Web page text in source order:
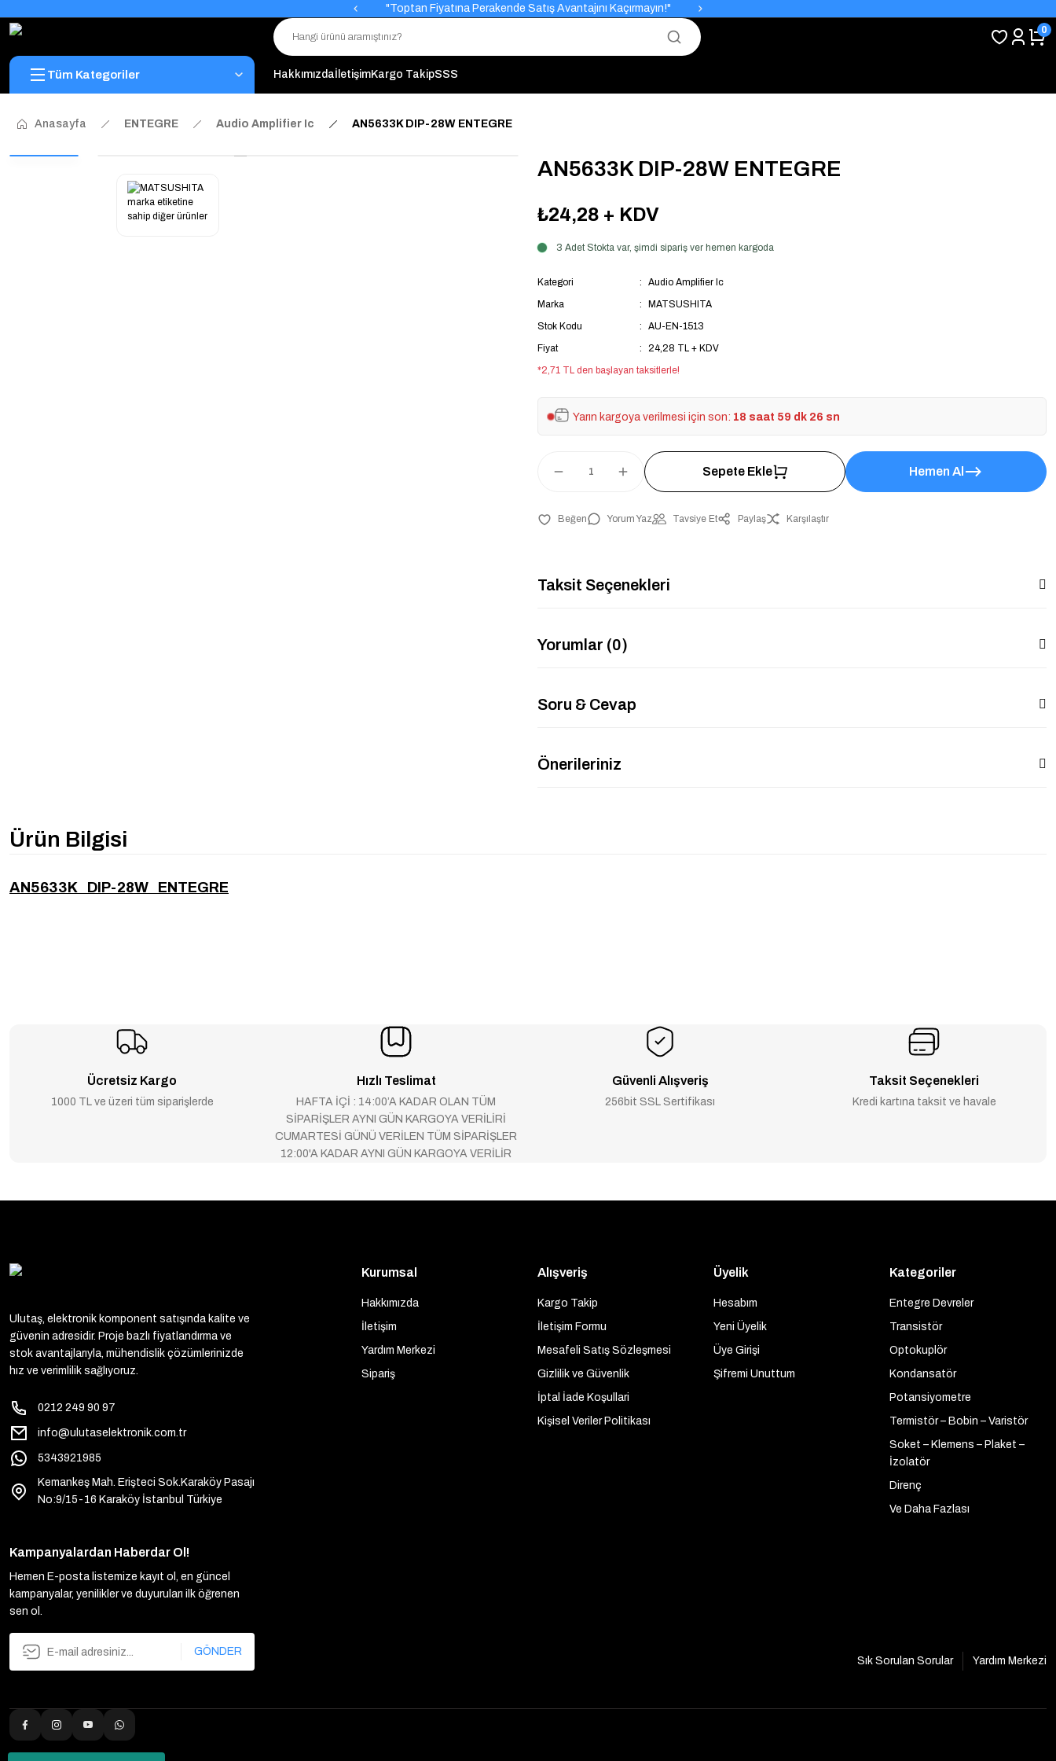
"Toptan Fiyatına Perakende Satış Avantajını Kaçırmayın!"
0
Tüm Kategoriler HakkımızdaİletişimKargo TakipSSS
Anasayfa ENTEGRE Audio Amplifier Ic AN5633K DIP-28W ENTEGRE
AN5633K DIP-28W ENTEGRE
₺24,28 + KDV
3 Adet Stokta var, şimdi sipariş ver hemen kargoda
Kategori
Audio Amplifier Ic
Marka
MATSUSHITA
Stok Kodu
AU-EN-1513
Fiyat
24,28 TL + KDV
*2,71 TL den başlayan taksitlerle!
Yarın kargoya verilmesi için son: 18 saat 59 dk 26 sn
Sepete Ekle Hemen Al
Yorum Yaz Tavsiye Et Paylaş Karşılaştır
Taksit Seçenekleri
Yorumlar (0)
Soru & Cevap
Önerileriniz
Ürün Bilgisi
AN5633K DIP-28W ENTEGRE
Ücretsiz Kargo
1000 TL ve üzeri tüm siparişlerde
Hızlı Teslimat
HAFTA İÇİ : 14:00’A KADAR OLAN TÜM
SİPARİŞLER AYNI GÜN KARGOYA VERİLİRİ
CUMARTESİ GÜNÜ VERİLEN TÜM SİPARİŞLER
12:00'A KADAR AYNI GÜN KARGOYA VERİLİR
Güvenli Alışveriş
256bit SSL Sertifikası
Taksit Seçenekleri
Kredi kartına taksit ve havale
Ulutaş, elektronik komponent satışında kalite ve
güvenin adresidir. Proje bazlı fiyatlandırma ve
stok avantajlarıyla, mühendislik çözümlerinizde
hız ve verimlilik sağlıyoruz.
0212 249 90 97
info@ulutaselektronik.com.tr
5343921985
Kemankeş Mah. Erişteci Sok.Karaköy Pasajı
No:9/15-16 Karaköy İstanbul Türkiye
Kurumsal
Hakkımızda
İletişim
Yardım Merkezi
Sipariş
Alışveriş
Kargo Takip
İletişim Formu
Mesafeli Satış Sözleşmesi
Gizlilik ve Güvenlik
İptal İade Koşullari
Kişisel Veriler Politikası
Üyelik
Hesabım
Yeni Üyelik
Üye Girişi
Şifremi Unuttum
Kategoriler
Entegre Devreler
Transistör
Optokuplör
Kondansatör
Potansiyometre
Termistör – Bobin – Varistör
Soket – Klemens – Plaket –
İzolatör
Direnç
Ve Daha Fazlası
Kampanyalardan Haberdar Ol!
Hemen E-posta listemize kayıt ol, en güncel
kampanyalar, yenilikler ve duyuruları ilk öğrenen
sen ol.
GÖNDER
Sık Sorulan Sorular
Yardım Merkezi